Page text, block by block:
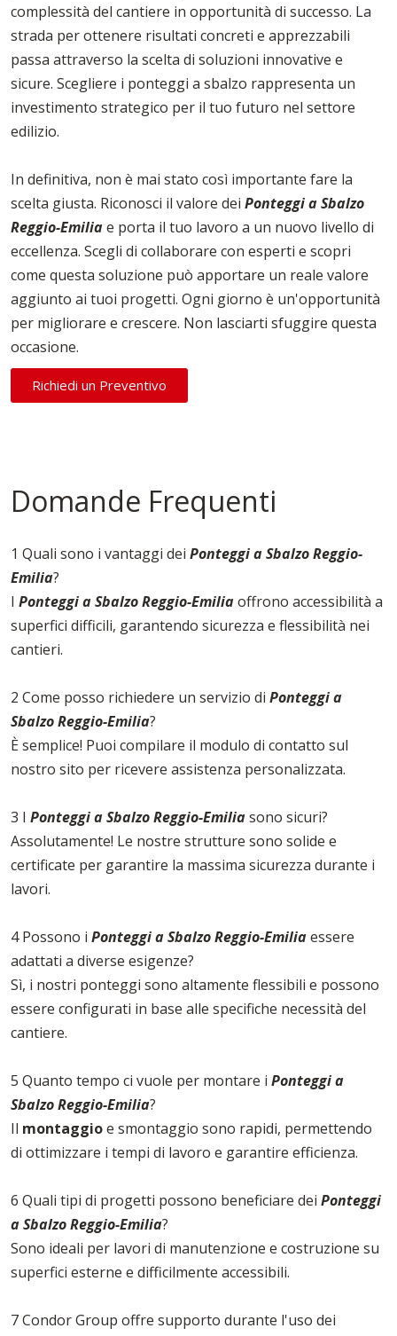
complessità del cantiere in opportunità di successo. La
strada per ottenere risultati concreti e apprezzabili
passa attraverso la scelta di soluzioni innovative e
sicure. Scegliere i ponteggi a sbalzo rappresenta un
investimento strategico per il tuo futuro nel settore
edilizio.
In definitiva, non è mai stato così importante fare la
scelta giusta. Riconosci il valore dei Ponteggi a Sbalzo
Reggio-Emiliae porta il tuo lavoro a un nuovo livello di
eccellenza. Scegli di collaborare con esperti e scopri
come questa soluzione può apportare un reale valore
aggiunto ai tuoi progetti. Ogni giorno è un'opportunità
per migliorare e crescere. Non lasciarti sfuggire questa
occasione.
Richiedi un Preventivo
Domande Frequenti
1 Quali sono i vantaggi dei Ponteggi a Sbalzo Reggio-
Emilia?
I Ponteggi a Sbalzo Reggio-Emiliaoffrono accessibilità a
superfici difficili, garantendo sicurezza e flessibilità nei
cantieri.
2 Come posso richiedere un servizio di Ponteggi a
Sbalzo Reggio-Emilia?
È semplice! Puoi compilare il modulo di contatto sul
nostro sito per ricevere assistenza personalizzata.
3 I Ponteggi a Sbalzo Reggio-Emiliasono sicuri?
Assolutamente! Le nostre strutture sono solide e
certificate per garantire la massima sicurezza durante i
lavori.
4 Possono i Ponteggi a Sbalzo Reggio-Emiliaessere
adattati a diverse esigenze?
Sì, i nostri ponteggi sono altamente flessibili e possono
essere configurati in base alle specifiche necessità del
cantiere.
5 Quanto tempo ci vuole per montare i Ponteggi a
Sbalzo Reggio-Emilia?
Il montaggioe smontaggio sono rapidi, permettendo
di ottimizzare i tempi di lavoro e garantire efficienza.
6 Quali tipi di progetti possono beneficiare dei Ponteggi
a Sbalzo Reggio-Emilia?
Sono ideali per lavori di manutenzione e costruzione su
superfici esterne e difficilmente accessibili.
7 Condor Group offre supporto durante l'uso dei